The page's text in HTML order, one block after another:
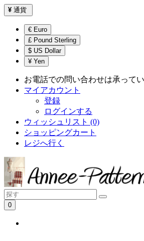
¥ 通貨
€ Euro
£ Pound Sterling
$ US Dollar
¥ Yen
お電話での問い合わせは承ってい
マイアカウント
登録
ログインする
ウィッシュリスト (0)
ショッピングカート
レジへ行く
0